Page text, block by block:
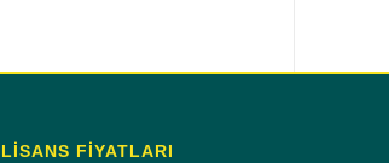
LISANS FIYATLARI